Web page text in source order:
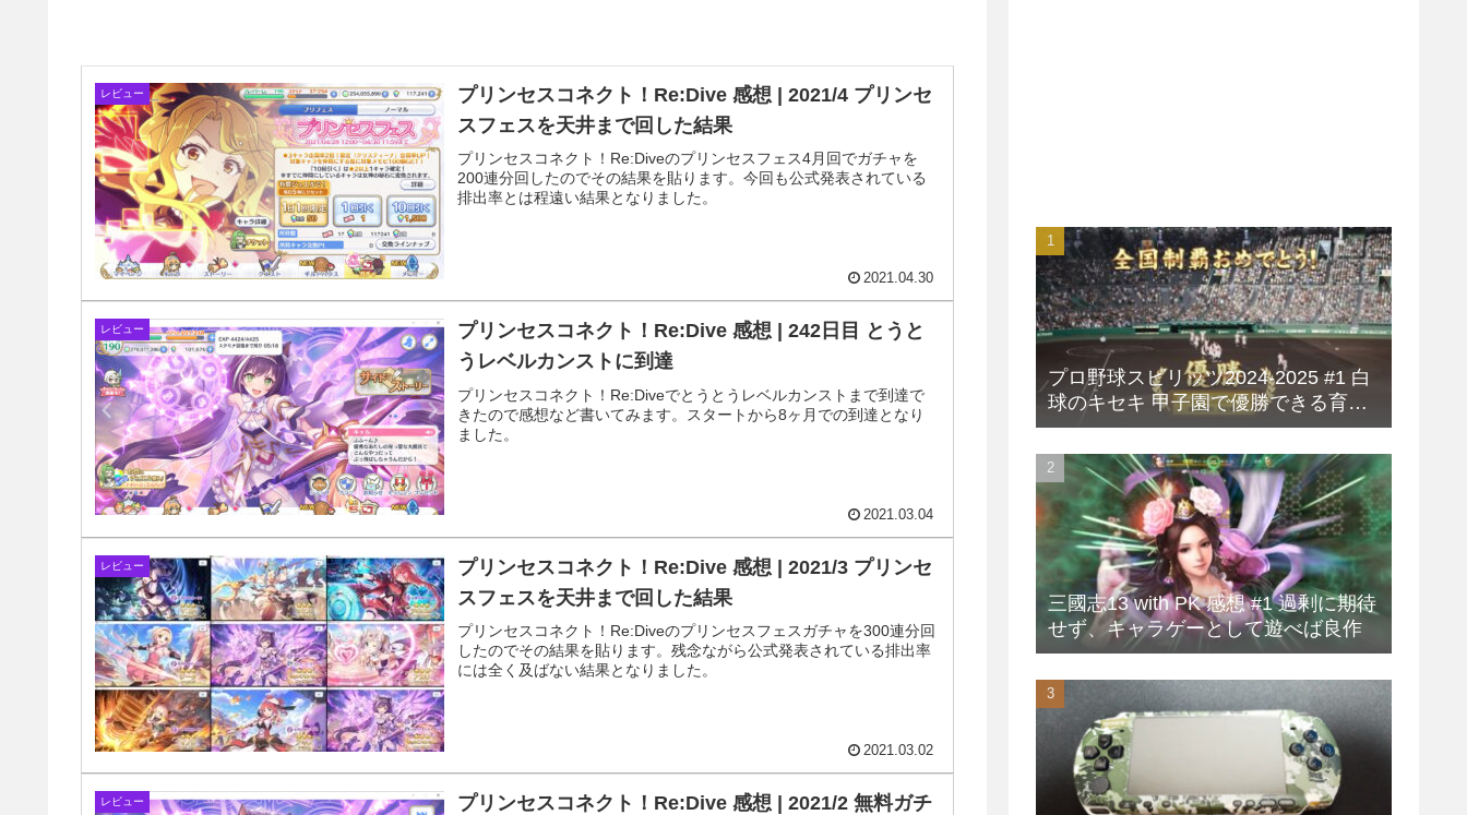
レビュー
プリンセスコネクト！Re:Dive 感想 | 2021/4 プリンセ
スフェスを天井まで回した結果
プリンセスコネクト！Re:Diveのプリンセスフェス4月回でガチャを
200連分回したのでその結果を貼ります。今回も公式発表されている
排出率とは程遠い結果となりました。
2021.04.30
レビュー
プリンセスコネクト！Re:Dive 感想 | 242日目 とうと
うレベルカンストに到達
プリンセスコネクト！Re:Diveでとうとうレベルカンストまで到達で
きたので感想など書いてみます。スタートから8ヶ月での到達となり
ました。
2021.03.04
レビュー
プリンセスコネクト！Re:Dive 感想 | 2021/3 プリンセ
スフェスを天井まで回した結果
プリンセスコネクト！Re:Diveのプリンセスフェスガチャを300連分回
したのでその結果を貼ります。残念ながら公式発表されている排出率
には全く及ばない結果となりました。
2021.03.02
レビュー
プリンセスコネクト！Re:Dive 感想 | 2021/2 無料ガチ
プロ野球スピリッツ2024-2025 #1 白
球のキセキ 甲子園で優勝できる育成
方法
三國志13 with PK 感想 #1 過剰に期待
せず、キャラゲーとして遊べば良作